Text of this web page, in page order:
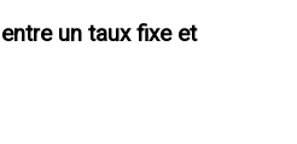
un taux fixe et